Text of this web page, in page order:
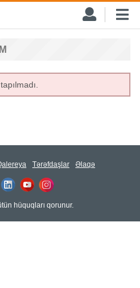
Tərəfdaşlar Əlaqə
hüquqları qorunur.